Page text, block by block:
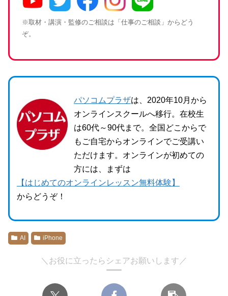
※取材・講演・監修のご相談は「仕事のご相談」からどう
ぞ。
パソコムプラザは、2020年10月から
オンラインスクールへ移行。在校生
は60代～90代まで。全国どこからで
もご自宅からオンラインでご受講い
ただけます。オンラインが初めての
方には、まずは
【はじめてのオンラインレッスン無料体験】
からどうぞ！
AI iPhone
＼お役に立ったらシェアお願いします／